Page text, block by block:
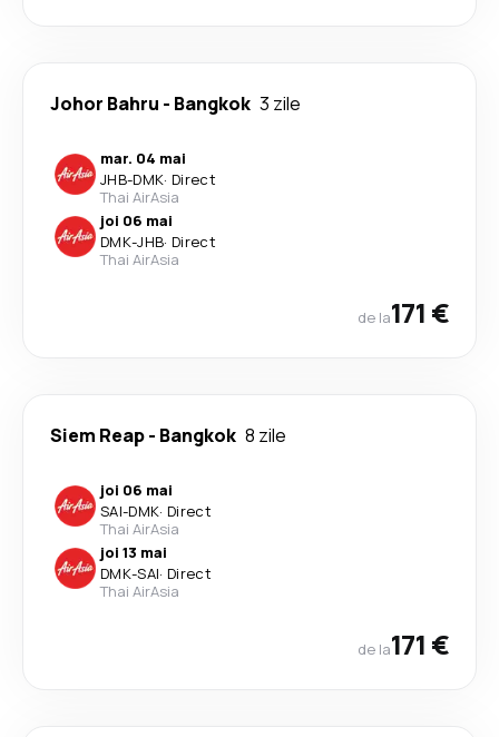
Johor Bahru - Bangkok 3 zile
mar. 04 mai
JHB-DMK· Direct
Thai AirAsia
joi 06 mai
DMK-JHB· Direct
Thai AirAsia
de la171 €
Siem Reap- Bangkok 8 zile
joi 06 mai
SAI-DMK· Direct
Thai AirAsia
joi 13 mai
DMK-SAI· Direct
Thai AirAsia
de la171 €